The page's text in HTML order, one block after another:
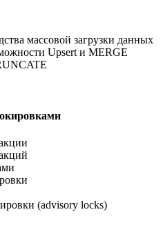
массовой загрузки данных
Upsert и MERGE
(advisory locks)